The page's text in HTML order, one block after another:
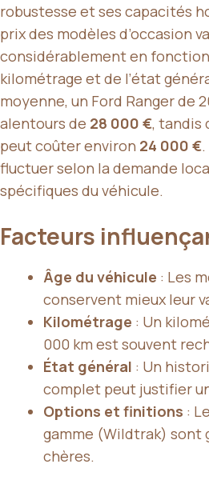
robustesse et ses capacités
prix des modèles d’occasion
considérablement en fonction
kilométrage et de l’état
moyenne, un Ford Ranger de
alentours de 28 000 €, tandis
peut coûter environ 24 000 €
fluctuer selon la demande
spécifiques du véhicule.
Facteurs
Âge du véhicule : Les
conservent mieux leur
Kilométrage : Un
000 km est souvent
État général : Un
complet peut justifier
Options et finitions :
gamme (Wildtrak) sont
chères.